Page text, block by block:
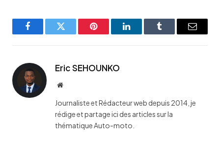
FacebookTwitter Pinterest LinkedInTumblr Email
Eric SEHOUNKO
Website
Journaliste et Rédacteur web depuis 2014, je
rédige et partage ici des articles sur la
thématique Auto-moto.